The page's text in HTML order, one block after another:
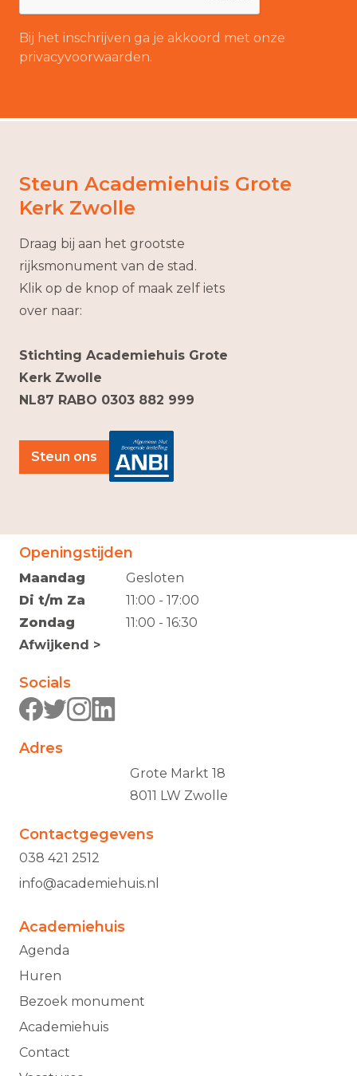
Bij het inschrijven ga je akkoord met onze
privacyvoorwaarden.
Openingstijden
Maandag
Di t/m Za
Zondag
Afwijkend >
Gesloten
11:00 - 17:00
11:00 - 16:30
Socials
Adres
Grote Markt 18
8011 LW Zwolle
Contactgegevens
038 421 2512
info@academiehuis.nl
Academiehuis
Agenda
Huren
Bezoek monument
Academiehuis
Contact
Steun Academiehuis Grote
Kerk Zwolle
Draag bij aan het grootste
rijksmonument van de stad.
Klik op de knop of maak zelf iets
over naar:
Stichting Academiehuis Grote
Kerk Zwolle
NL87 RABO 0303 882 999
Steun ons